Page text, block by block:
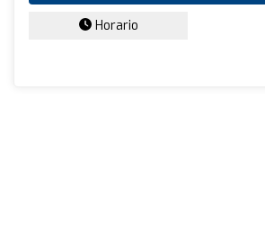
Horario